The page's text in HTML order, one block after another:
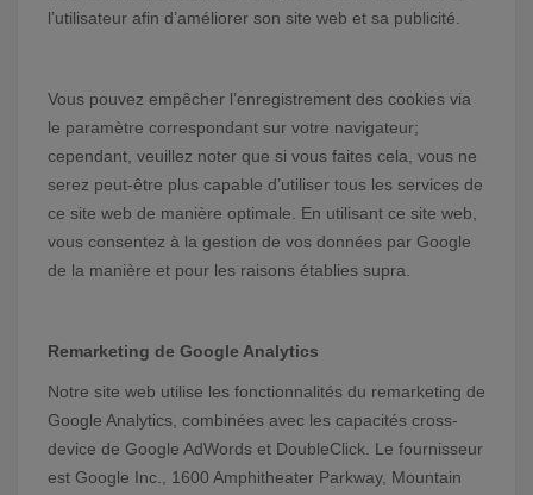
l’utilisateur afin d’améliorer son site web et sa publicité.
Vous pouvez empêcher l’enregistrement des cookies via
le paramètre correspondant sur votre navigateur;
cependant, veuillez noter que si vous faites cela, vous ne
serez peut-être plus capable d’utiliser tous les services de
ce site web de manière optimale. En utilisant ce site web,
vous consentez à la gestion de vos données par Google
de la manière et pour les raisons établies supra.
Remarketing de Google Analytics
Notre site web utilise les fonctionnalités du remarketing de
Google Analytics, combinées avec les capacités cross-
device de Google AdWords et DoubleClick. Le fournisseur
est Google Inc., 1600 Amphitheater Parkway, Mountain